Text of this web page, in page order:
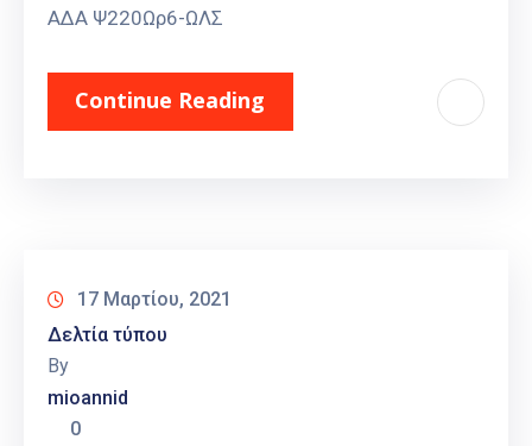
ΑΔΑ Ψ220Ωρ6-ΩΛΣ
Continue Reading
17 Μαρτίου, 2021
Δελτία τύπου
By
mioannid
0